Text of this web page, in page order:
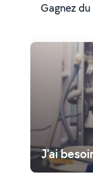
Gagnez
J'ai